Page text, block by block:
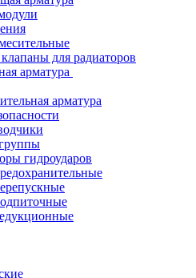
для радиаторов
арматура
арматура
гидроударов